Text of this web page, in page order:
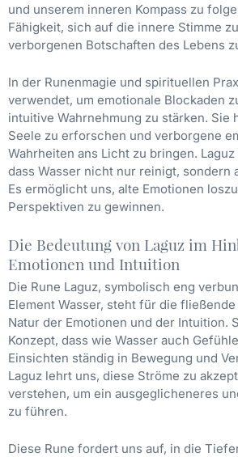
und unserem inneren Kompass zu
Fähigkeit, sich auf die innere Stimme
verborgenen Botschaften des Lebens
In der Runenmagie und spirituellen
verwendet, um emotionale Blockaden
intuitive Wahrnehmung zu stärken. Sie
Seele zu erforschen und verborgene
Wahrheiten ans Licht zu bringen.
dass Wasser nicht nur reinigt, sondern
Es ermöglicht uns, alte Emotionen
Perspektiven zu gewinnen.
Die Bedeutung von Laguz im
Emotionen und Intuition
Die Rune Laguz, symbolisch eng
Element Wasser, steht für die
Natur der Emotionen und der Intuition.
Konzept, dass wie Wasser auch
Einsichten ständig in Bewegung und
Laguz lehrt uns, diese Ströme zu
verstehen, um ein ausgeglicheneres
zu führen.
Diese Rune fordert uns auf, in die